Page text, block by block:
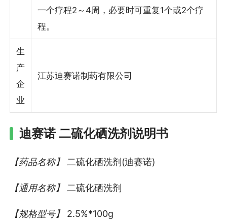
一个疗程2～4周，必要时可重复1个或2个疗
程。
生
产
企
业
江苏迪赛诺制药有限公司
迪赛诺 二硫化硒洗剂说明书
【药品名称】 二硫化硒洗剂(迪赛诺)
【通用名称】 二硫化硒洗剂
【规格型号】 2.5%*100g